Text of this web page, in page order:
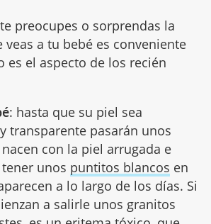
preocupes o sorprendas la
veas a tu bebé es conveniente
es el aspecto de los recién
: hasta que su piel sea
transparente pasarán unos
con la piel arrugada e
unos puntitos blancos en
a lo largo de los días. Si
a salirle unos granitos